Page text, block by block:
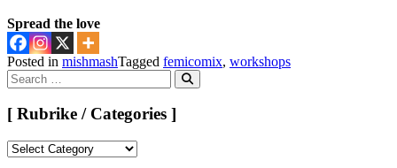
Spread the love
Posted in mishmashTagged femicomix, workshops
Search
for:
Search
[ Rubrike / Categories ]